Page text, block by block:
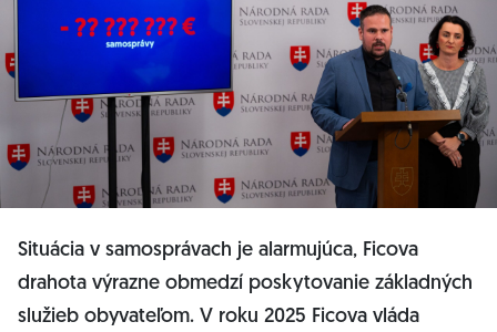
Situácia v samosprávach je alarmujúca, Ficova
drahota výrazne obmedzí poskytovanie základných
služieb obyvateľom. V roku 2025 Ficova vláda